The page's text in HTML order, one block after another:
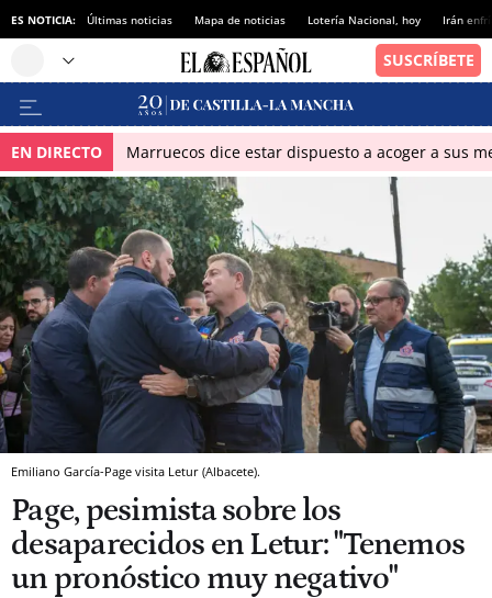
ES NOTICIA: Últimas noticias Mapa de noticias Lotería Nacional, hoy Irán
EN DIRECTO Marruecos dice estar dispuesto a acoger a sus
Emiliano García-Page visita Letur (Albacete).
Page, pesimista sobre los
desaparecidos en Letur: "Tenemos
un pronóstico muy negativo"